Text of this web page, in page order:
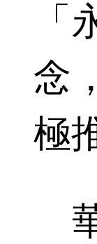
念
極